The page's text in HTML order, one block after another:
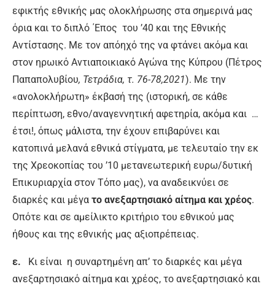
εφικτής εθνικής μας ολοκλήρωσης στα σημερινά μας
όρια και το διπλό ΄Επος του ’40 και της Εθνικής
Αντίστασης. Με τον απόηχό της να φτάνει ακόμα και
στον ηρωικό Αντιαποικιακό Αγώνα της Κύπρου (Πέτρος
Παπαπολυβίου, Τετράδια, τ. 76-78,2021). Με την
«ανολοκλήρωτη» έκβασή της (ιστορική, σε κάθε
περίπτωση, εθνο/αναγεννητική αφετηρία, ακόμα και …
έτσι!, όπως μάλιστα, την έχουν επιβαρύνει και
κατοπινά μελανά εθνικά στίγματα, με τελευταίο την εκ
της Χρεοκοπίας του ’10 μετανεωτερική ευρω/δυτική
Επικυριαρχία στον Τόπο μας), να αναδεικνύει σε
διαρκές και μέγα το ανεξαρτησιακό αίτημα και χρέος.
Οπότε και σε αμείλικτο κριτήριο του εθνικού μας
ήθους και της εθνικής μας αξιοπρέπειας.
ε. Κι είναι η συναρτημένη απ’ το διαρκές και μέγα
ανεξαρτησιακό αίτημα και χρέος, το ανεξαρτησιακό και